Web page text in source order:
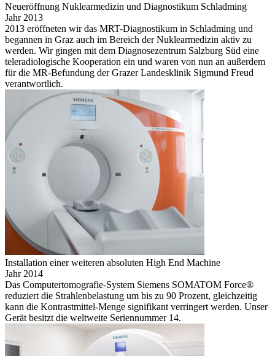
Neu­eröffnung Nuklearmedizin und Diagnostikum Schladming
Jahr 2013
2013 eröffneten wir das MRT-Diagnostikum in Schladming und
begannen in Graz auch im Bereich der Nuklearmedizin aktiv zu
werden. Wir gingen mit dem Diagnosezentrum Salzburg Süd eine
teleradiologische Kooperation ein und waren von nun an außerdem
für die MR-Befundung der Grazer Landesklinik Sigmund Freud
verantwortlich.
Installation einer weiteren absoluten High End Machine
Jahr 2014
Das Computertomografie-System Siemens SOMATOM Force®
reduziert die Strahlenbelastung um bis zu 90 Prozent, gleichzeitig
kann die Kontrastmittel-Menge signifikant verringert werden. Unser
Gerät besitzt die weltweite Seriennummer 14.